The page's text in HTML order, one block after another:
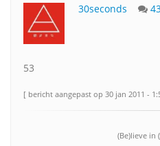
30seconds
53
[ bericht aangepast op 30 jan 2011 -
(Be)lieve in